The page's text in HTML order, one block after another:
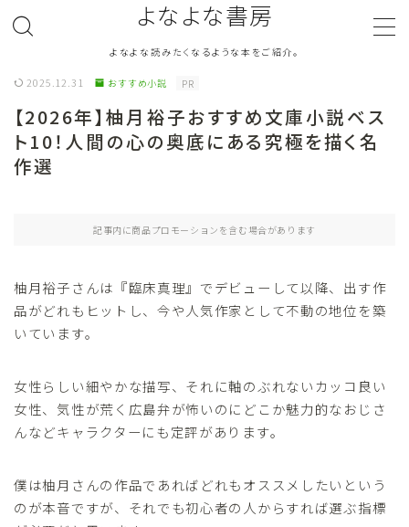
よなよな書房
よなよな読みたくなるような本をご紹介。
ジャンル Genre
ランキング
作者別おすすめ Author
評価 Evaluation
読書をより楽しむ
音楽 Music
2025.12.31 おすすめ小説 PR
【2026年】柚月裕子おすすめ文庫小説ベス
ト10！人間の心の奥底にある究極を描く名
作選
記事内に商品プロモーションを含む場合があります
柚月裕子さんは『臨床真理』でデビューして以降、出す作
品がどれもヒットし、今や人気作家として不動の地位を築
いています。
女性らしい細やかな描写、それに軸のぶれないカッコ良い
女性、気性が荒く広島弁が怖いのにどこか魅力的なおじさ
んなどキャラクターにも定評があります。
僕は柚月さんの作品であればどれもオススメしたいという
のが本音ですが、それでも初心者の人からすれば選ぶ指標